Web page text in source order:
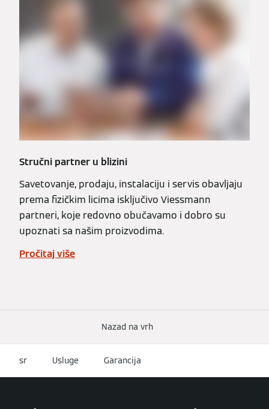
Stručni partner u blizini
Savetovanje, prodaju, instalaciju i servis obavljaju
prema fizičkim licima isključivo Viessmann
partneri, koje redovno obučavamo i dobro su
upoznati sa našim proizvodima.
Pročitaj više
Nazad na vrh
sr Usluge Garancija